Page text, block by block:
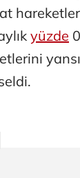
yüzde